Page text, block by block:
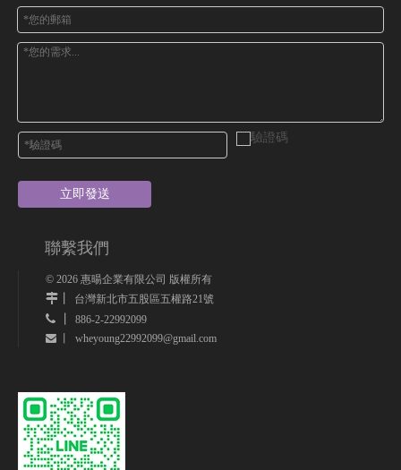
立即發送
聯繫我們
© 2026 惠暘企業有限公司 版權所有
丨 台灣新北市五股區五權路21號
 丨 886-2-22992099
 丨 wheyoung22992099@gmail.com